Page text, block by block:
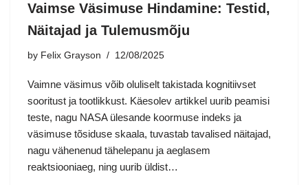
Vaimse Väsimuse Hindamine: Testid,
Näitajad ja Tulemusmõju
by Felix Grayson 12/08/2025
Vaimne väsimus võib oluliselt takistada kognitiivset
sooritust ja tootlikkust. Käesolev artikkel uurib peamisi
teste, nagu NASA ülesande koormuse indeks ja
väsimuse tõsiduse skaala, tuvastab tavalised näitajad,
nagu vähenenud tähelepanu ja aeglasem
reaktsiooniaeg, ning uurib üldist…